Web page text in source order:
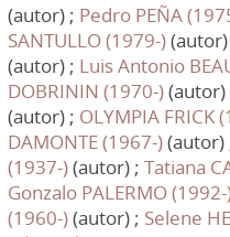
(autor) ; Pedro PEÑA
SANTULLO (1979-)(autor)
(autor) ; Luis Antonio
DOBRININ (1970-)(autor)
(autor) ; OLYMPIA FRICK
DAMONTE (1967-)(autor)
(1937-)(autor) ; Tatiana
Gonzalo PALERMO (1992-
(1960-)(autor) ; Selene